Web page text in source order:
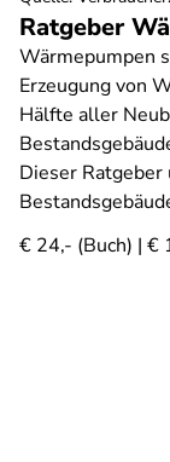
Ratgeber
Wärmepumpen
Erzeugung von
Hälfte aller
Dieser
€ 24,- (Buch) | €